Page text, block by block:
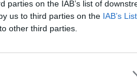
parties on the IAB’s list of
us to third parties on the IAB’s
other third parties.
με τονΟΦΗ
μεγάλες συγκινήσεις
Βόλο.
καλή τύχη στο